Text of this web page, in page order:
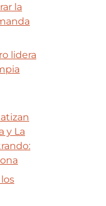
la
lidera
y La